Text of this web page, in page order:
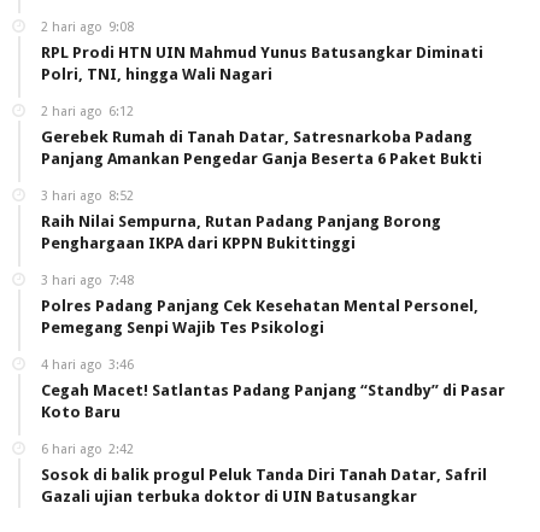
2 hari ago 9:08
RPL Prodi HTN UIN Mahmud Yunus Batusangkar Diminati
Polri, TNI, hingga Wali Nagari
2 hari ago 6:12
Gerebek Rumah di Tanah Datar, Satresnarkoba Padang
Panjang Amankan Pengedar Ganja Beserta 6 Paket Bukti
3 hari ago 8:52
Raih Nilai Sempurna, Rutan Padang Panjang Borong
Penghargaan IKPA dari KPPN Bukittinggi
3 hari ago 7:48
Polres Padang Panjang Cek Kesehatan Mental Personel,
Pemegang Senpi Wajib Tes Psikologi
4 hari ago 3:46
Cegah Macet! Satlantas Padang Panjang “Standby” di Pasar
Koto Baru
6 hari ago 2:42
Sosok di balik progul Peluk Tanda Diri Tanah Datar, Safril
Gazali ujian terbuka doktor di UIN Batusangkar